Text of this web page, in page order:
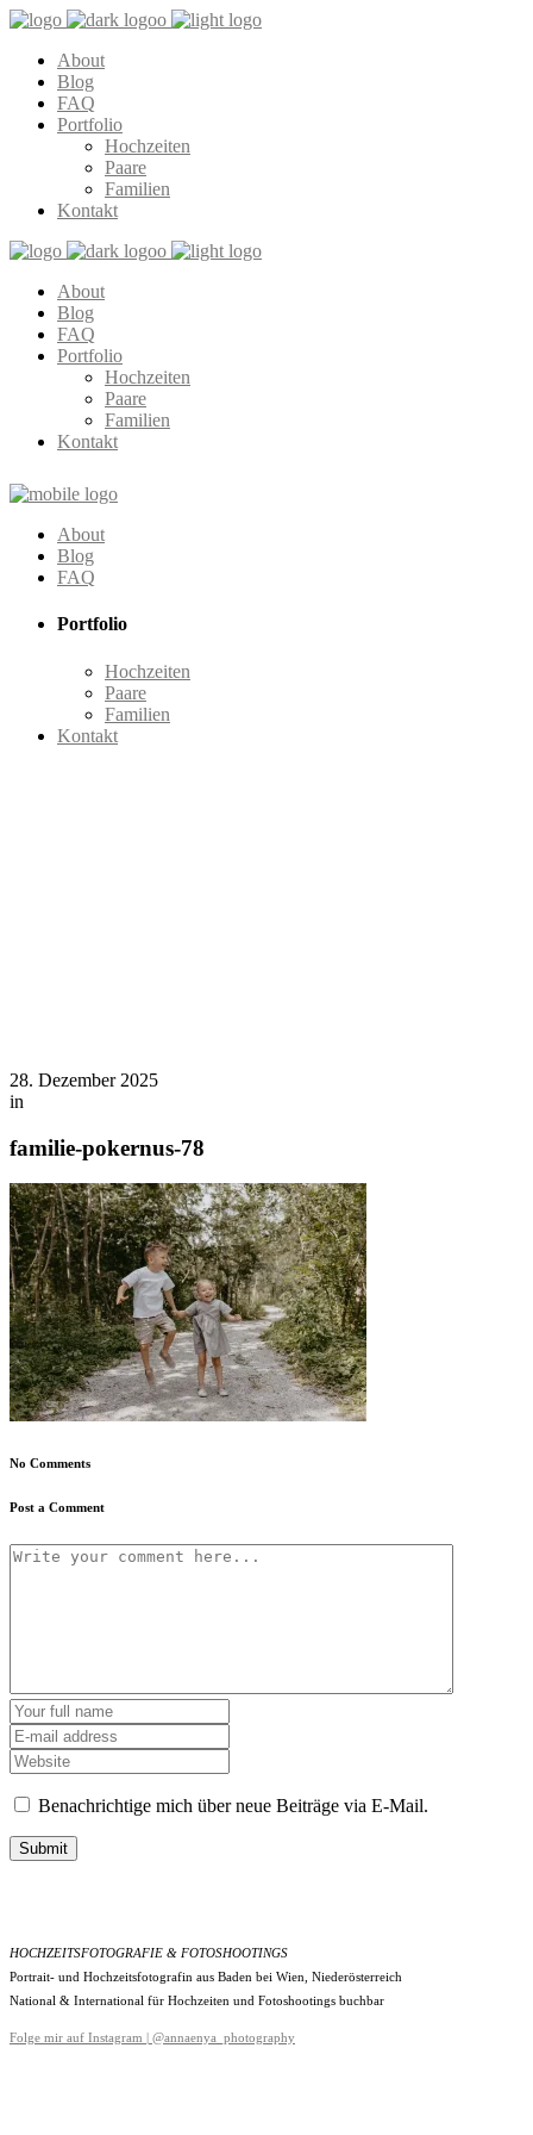
About
Blog
FAQ
Portfolio
Hochzeiten
Paare
Familien
Kontakt
About
Blog
FAQ
Portfolio
Hochzeiten
Paare
Familien
Kontakt
About
Blog
FAQ
Portfolio
Hochzeiten
Paare
Familien
Kontakt
28. Dezember 2025
in
familie-pokernus-78
No Comments
Post a Comment
Benachrichtige mich über neue Beiträge via E-Mail.
Submit
HOCHZEITSFOTOGRAFIE & FOTOSHOOTINGS
Portrait- und Hochzeitsfotografin aus Baden bei Wien, Niederösterreich
National & International für Hochzeiten und Fotoshootings buchbar
Folge mir auf Instagram | @annaenya_photography